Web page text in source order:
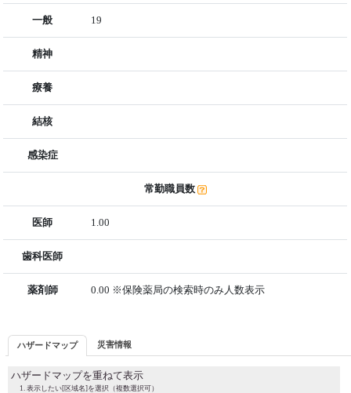
一般 19
精神
療養
結核
感染症
常勤職員数
医師 1.00
歯科医師
薬剤師 0.00 ※保険薬局の検索時のみ人数表示
ハザードマップ 災害情報
ハザードマップを重ねて表示
表示したい[区域名]を選択（複数選択可）